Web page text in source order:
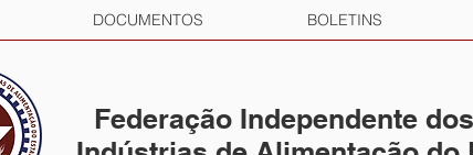
DOCUMENTOS BOLETINS
Federação Independente